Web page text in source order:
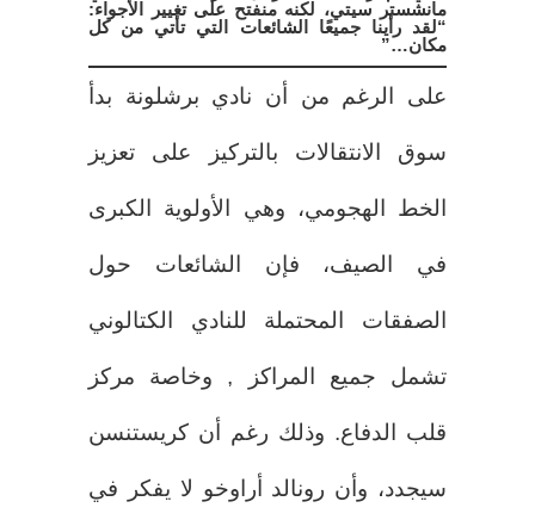
مانشستر سيتي، لكنه منفتح على تغيير الأجواء:
“لقد رأينا جميعًا الشائعات التي تأتي من كل
مكان…”
على الرغم من أن نادي برشلونة بدأ
سوق الانتقالات بالتركيز على تعزيز
الخط الهجومي، وهي الأولوية الكبرى
في الصيف، فإن الشائعات حول
الصفقات المحتملة للنادي الكتالوني
تشمل جميع المراكز , وخاصة مركز
قلب الدفاع. وذلك رغم أن كريستنسن
سيجدد، وأن رونالد أراوخو لا يفكر في